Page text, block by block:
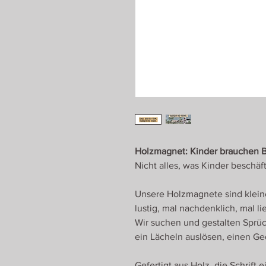
Holzmagnet: Kinder brauchen
Nicht alles, was Kinder
Unsere Holzmagnete sind
lustig, mal nachdenklich, mal
Wir suchen und gestalten
ein Lächeln auslösen, einen